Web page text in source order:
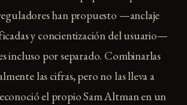
han propuesto —anclaje
y concientización del usuario—
incluso por separado. Combinarlas
las cifras, pero no las lleva a
el propio Sam Altman en un